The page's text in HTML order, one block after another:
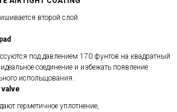
второй слой
под давлением 170 фунтов на квадратный
соединение и избежать появление
испольщования.
герметичное уплотнение,